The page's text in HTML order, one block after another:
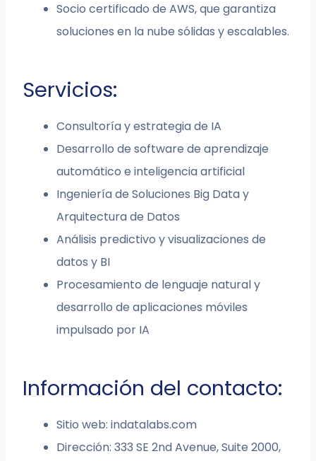
Socio certificado de AWS, que garantiza
soluciones en la nube sólidas y escalables.
Servicios:
Consultoría y estrategia de IA
Desarrollo de software de aprendizaje
automático e inteligencia artificial
Ingeniería de Soluciones Big Data y
Arquitectura de Datos
Análisis predictivo y visualizaciones de
datos y BI
Procesamiento de lenguaje natural y
desarrollo de aplicaciones móviles
impulsado por IA
Información del contacto:
Sitio web: indatalabs.com
Dirección: 333 SE 2nd Avenue, Suite 2000,